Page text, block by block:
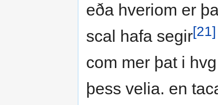
eða hveriom er
scal hafa segir[21]
com mer þat i
þess velia. en